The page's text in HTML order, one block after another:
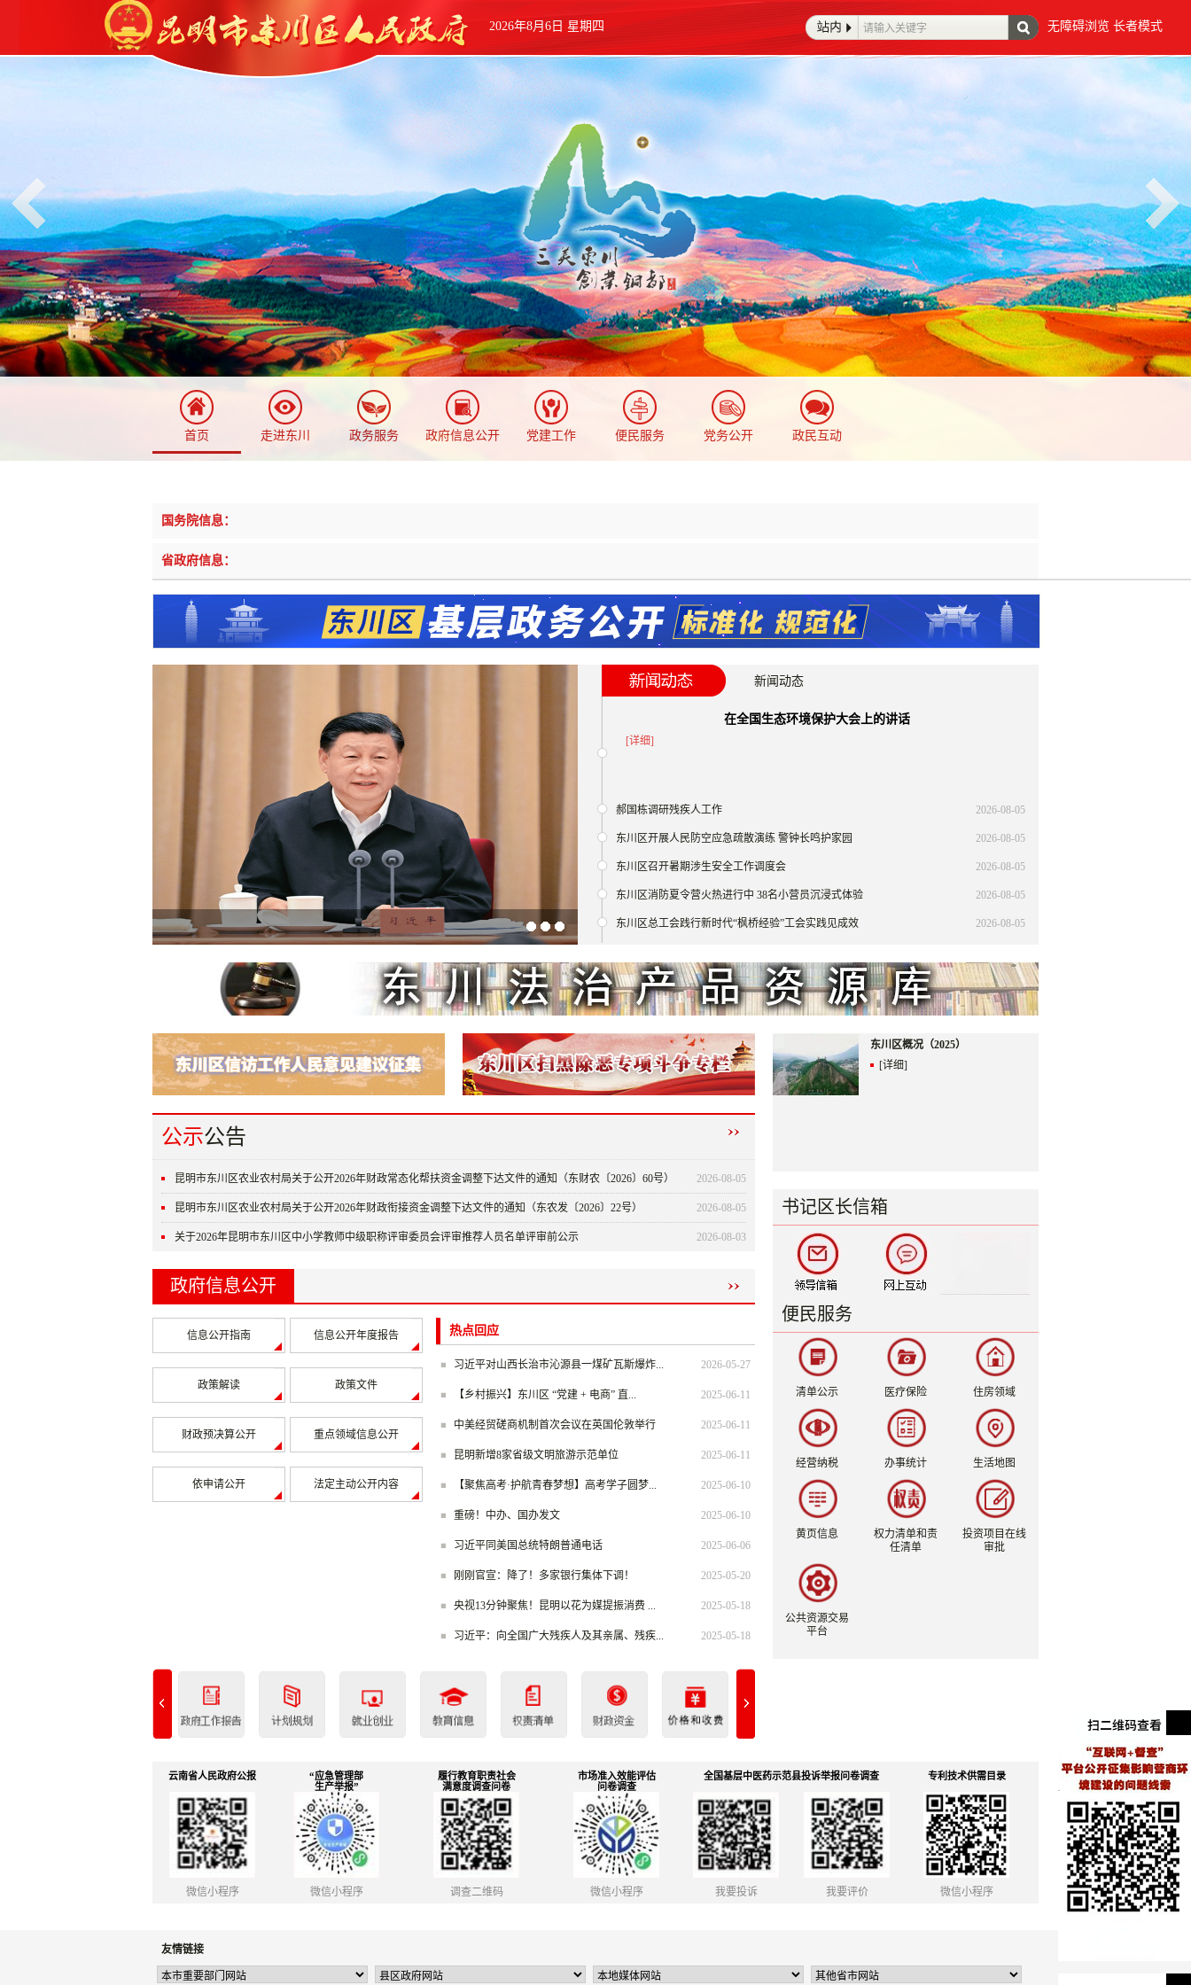
无障碍浏览 长者模式
2026年8月6日 星期四
首页 走进东川 政务服务 政府信息公开 党建工作 便民服务 党务公开 政民互动
国务院信息：
省政府信息：
在全国生态环境保护大会上的讲话
东川区2025年“东建杯”青少年三对三篮球赛...
东川绘就乌蒙山村多元旅居新图景
新闻动态
在全国生态环境保护大会上的讲话
[详细]
2026-08-05
郝国栋调研残疾人工作
2026-08-05
东川区开展人民防空应急疏散演练 警钟长鸣护家园
2026-08-05
东川区召开暑期涉生安全工作调度会
2026-08-05
东川区消防夏令营火热进行中 38名小营员沉浸式体验
2026-08-05
东川区总工会践行新时代“枫桥经验”工会实践见成效
公示公告
2026-08-05
昆明市东川区农业农村局关于公开2026年财政常态化帮扶资金调整下达文件的通知（东财农〔2026〕60号）
2026-08-05
昆明市东川区农业农村局关于公开2026年财政衔接资金调整下达文件的通知（东农发〔2026〕22号）
2026-08-03
关于2026年昆明市东川区中小学教师中级职称评审委员会评审推荐人员名单评审前公示
政府信息公开
信息公开指南 信息公开年度报告
政策解读 政策文件
财政预决算公开 重点领域信息公开
依申请公开 法定主动公开内容
热点回应
2026-05-27
习近平对山西长治市沁源县一煤矿瓦斯爆炸...
2025-06-11
【乡村振兴】东川区 “党建 + 电商” 直...
2025-06-11
中美经贸磋商机制首次会议在英国伦敦举行
2025-06-11
昆明新增8家省级文明旅游示范单位
2025-06-10
【聚焦高考·护航青春梦想】高考学子圆梦...
2025-06-10
重磅！中办、国办发文
2025-06-06
习近平同美国总统特朗普通电话
2025-05-20
刚刚官宣：降了！多家银行集体下调！
2025-05-18
央视13分钟聚焦！昆明以花为媒提振消费 ...
2025-05-18
习近平：向全国广大残疾人及其亲属、残疾...
东川区概况（2025）
[详细]
书记区长信箱
便民服务
清单公示 医疗保险 住房领域
经营纳税 办事统计 生活地图
黄页信息
权力清单和责
任清单
投资项目在线
审批
公共资源交易
平台
云南省人民政府公报
微信小程序
“应急管理部
生产举报”
微信小程序
履行教育职责社会
满意度调查问卷
调查二维码
市场准入效能评估
问卷调查
微信小程序
全国基层中医药示范县投诉举报问卷调查
我要投诉 我要评价
专利技术供需目录
微信小程序
友情链接